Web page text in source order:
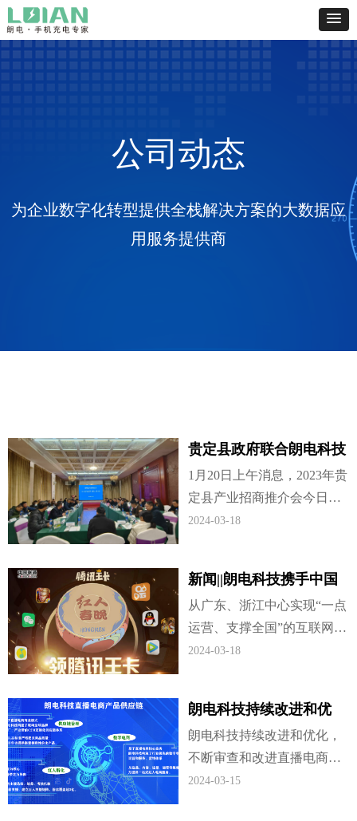
贵定县政府联合朗电科技
等多家战略合作伙伴签约
投资框架协议
1月20日上午消息，2023年贵
定县产业招商推介会今日举
行。贵定县政府携手朗电科
旭川材料、弘烨公司、瑞高
包装、广州南仕邦等战略合
作伙伴，正式签约产业招商
投资协议。
2024-03-18
新闻||朗电科技携手中国
联通乘风破浪，2024扬帆
起航！
从广东、浙江中心实现“一点
运营、支撑全国”的互联网经
营的模式。“联通5Gn,让未来
哥）24小时免费送卡上门！
让您宅家、办公、娱乐都轻
松！更好服务，全新体验！
2021年将是5GToB规模化商
2024-03-18
朗电科技持续改进和优
化，不断审查和改进直播
电商产品供应链管理流程
朗电科技持续改进和优化，
不断审查和改进直播电商产
品供应链管理流程，基于直
2024-03-15
公司动态
为企业数字化转型提供全栈解决方案的大数据应
用服务提供商